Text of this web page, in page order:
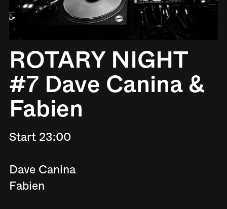
ROTARY NIGHT
#7 Dave Canina &
Fabien
Start 23:00
Dave Canina
Fabien